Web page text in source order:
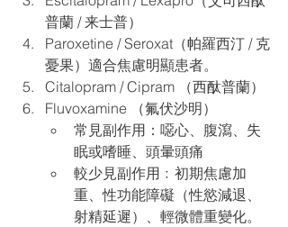
普蘭 / 来士普）
Paroxetine / Seroxat（帕羅西汀 / 克
憂果）適合焦慮明顯患者。
Citalopram / Cipram （西酞普蘭）
Fluvoxamine （氟伏沙明）
常見副作用：噁心、腹瀉、失
眠或嗜睡、頭暈頭痛
較少見副作用﹕初期焦慮加
重、性功能障礙（性慾減退、
射精延遲）、輕微體重變化。